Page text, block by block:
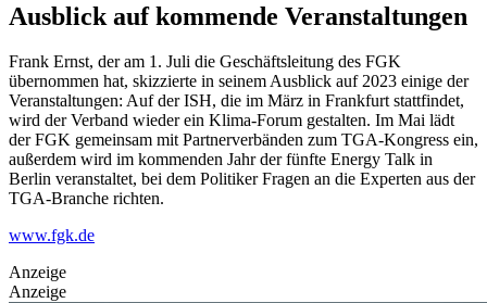
Ausblick auf kommende Veranstaltungen
Frank Ernst, der am 1. Juli die Geschäftsleitung des FGK
übernommen hat, skizzierte in seinem Ausblick auf 2023 einige der
Veranstaltungen: Auf der ISH, die im März in Frankfurt stattfindet,
wird der Verband wieder ein Klima-Forum gestalten. Im Mai lädt
der FGK gemeinsam mit Partnerverbänden zum TGA-Kongress ein,
außerdem wird im kommenden Jahr der fünfte Energy Talk in
Berlin veranstaltet, bei dem Politiker Fragen an die Experten aus der
TGA-Branche richten.
www.fgk.de
Anzeige
Anzeige